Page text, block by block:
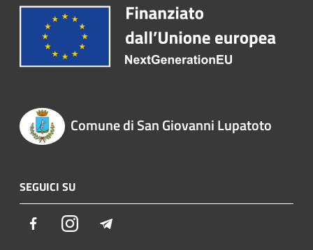
Comune di San Giovanni Lupatoto
SEGUICI SU
FacebookInstagram